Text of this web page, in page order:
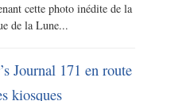
cette photo inédite de la
de la Lune...
Journal 171 en route
kiosques